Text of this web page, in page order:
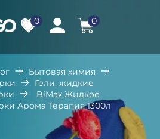
0 0
Бытовая химия
Гели, жидкие
BiMax Жидкое
Арома Терапия 1300л